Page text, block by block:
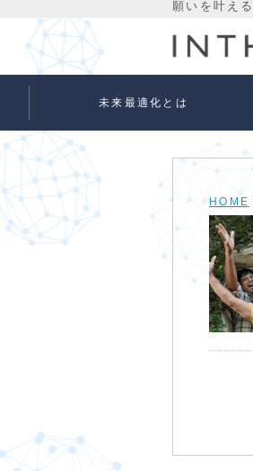
未来最適化とは
HOME